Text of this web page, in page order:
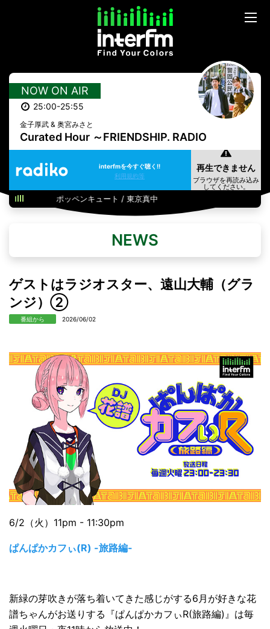
NOW ON AIR
25:00-25:55
金子厚武 & 奥宮みさと
Curated Hour ～FRIENDSHIP. RADIO
interfmを今すぐ聴く!!
利用規約等
ポッペンキュート / 東京真中
NEWS
ゲストはラジオスター、遠山大輔（グラ
ンジ）②
番組から 2026/06/02
6/2（火）11pm - 11:30pm
ぱんぱかカフぃ(R) -旅路編-
新緑の芽吹きが落ち着いてきた感じがする6月が好きな花
譜ちゃんがお送りする『ぱんぱかカフぃR(旅路編)』は毎